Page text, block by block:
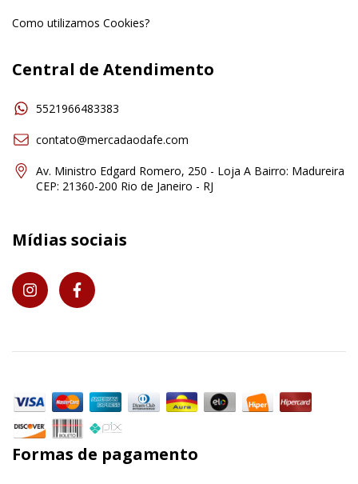
Como utilizamos Cookies?
Central de Atendimento
5521966483383
contato@mercadaodafe.com
Av. Ministro Edgard Romero, 250 - Loja A Bairro: Madureira
CEP: 21360-200 Rio de Janeiro - RJ
Mídias sociais
Formas de pagamento